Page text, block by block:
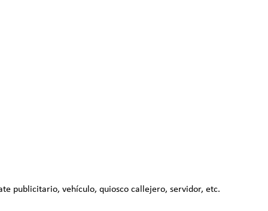
publicitario, vehículo, quiosco callejero, servidor, etc.